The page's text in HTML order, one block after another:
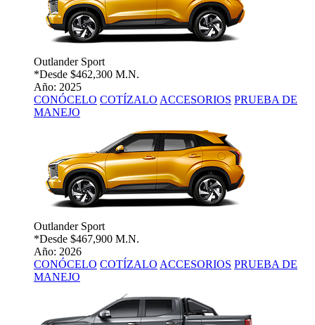
Outlander Sport
*Desde $462,300 M.N.
Año: 2025
CONÓCELO COTÍZALO ACCESORIOS PRUEBA DE
MANEJO
Outlander Sport
*Desde $467,900 M.N.
Año: 2026
CONÓCELO COTÍZALO ACCESORIOS PRUEBA DE
MANEJO